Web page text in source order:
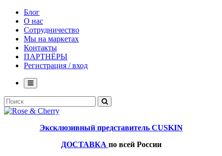
Блог
О нас
Сотрудничество
Мы на маркетах
Контакты
ПАРТНЁРЫ
Регистрация / вход
Эксклюзивный представитель CUSKIN
ДОСТАВКА по всей России